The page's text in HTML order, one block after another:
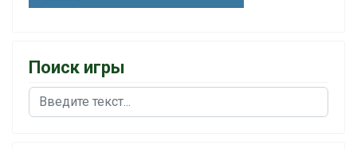
Поиск игры
Поиск